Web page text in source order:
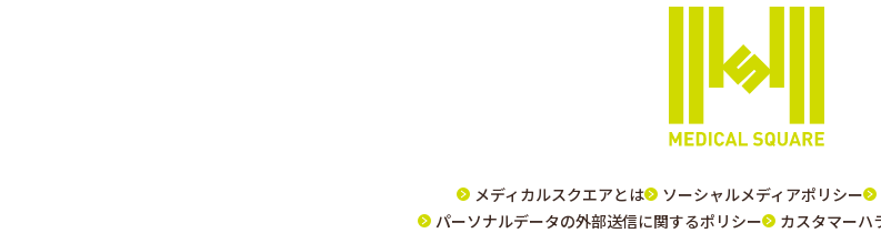
メディカルスクエアとは ソーシャルメディアポリシー
パーソナルデータの外部送信に関するポリシー
カスタマーハ